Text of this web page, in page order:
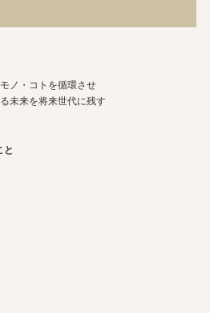
ノ・コトを循環させ
未来を将来世代に残す
と